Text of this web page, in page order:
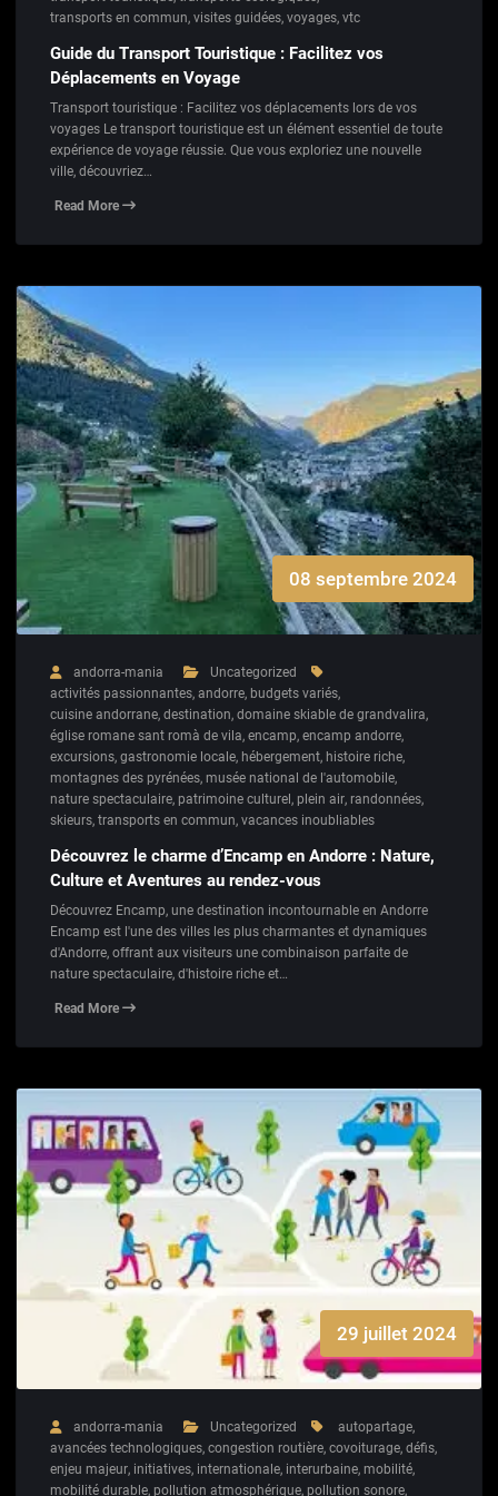
transports en commun, visites guidées, voyages, vtc
Guide du Transport Touristique : Facilitez vos
Déplacements en Voyage
Transport touristique : Facilitez vos déplacements lors de vos
voyages Le transport touristique est un élément essentiel de toute
expérience de voyage réussie. Que vous exploriez une nouvelle
ville, découvriez…
Read More
08 septembre 2024
andorra-mania
Uncategorized
activités passionnantes, andorre, budgets variés,
cuisine andorrane, destination, domaine skiable de grandvalira,
église romane sant romà de vila, encamp, encamp andorre,
excursions, gastronomie locale, hébergement, histoire riche,
montagnes des pyrénées, musée national de l'automobile,
nature spectaculaire, patrimoine culturel , plein air, randonnées,
skieurs, transports en commun, vacances inoubliables
Découvrez le charme d’Encamp en Andorre : Nature,
Culture et Aventures au rendez-vous
Découvrez Encamp, une destination incontournable en Andorre
Encamp est l'une des villes les plus charmantes et dynamiques
d'Andorre, offrant aux visiteurs une combinaison parfaite de
nature spectaculaire, d'histoire riche et…
Read More
29 juillet 2024
andorra-mania Uncategorized autopartage,
avancées technologiques, congestion routière, covoiturage, défis,
enjeu majeur, initiatives, internationale, interurbaine, mobilité,
mobilité durable, pollution atmosphérique, pollution sonore,